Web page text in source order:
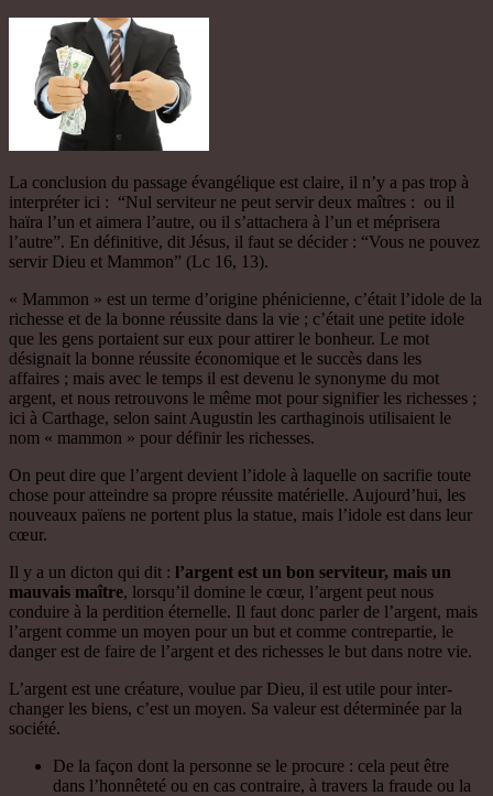
La conclusion du passage évangélique est claire, il n’y a pas trop à
interpréter ici : “Nul serviteur ne peut servir deux maîtres : ou il
haïra l’un et aimera l’autre, ou il s’attachera à l’un et méprisera
l’autre”. En définitive, dit Jésus, il faut se décider : “Vous ne pouvez
servir Dieu et Mammon” (Lc 16, 13).
« Mammon » est un terme d’origine phénicienne, c’était l’idole de la
richesse et de la bonne réussite dans la vie ; c’était une petite idole
que les gens portaient sur eux pour attirer le bonheur. Le mot
désignait la bonne réussite économique et le succès dans les
affaires ; mais avec le temps il est devenu le synonyme du mot
argent, et nous retrouvons le même mot pour signifier les richesses ;
ici à Carthage, selon saint Augustin les carthaginois utilisaient le
nom « mammon » pour définir les richesses.
On peut dire que l’argent devient l’idole à laquelle on sacrifie toute
chose pour atteindre sa propre réussite matérielle. Aujourd’hui, les
nouveaux païens ne portent plus la statue, mais l’idole est dans leur
cœur.
Il y a un dicton qui dit : l’argent est un bon serviteur, mais un
mauvais maître, lorsqu’il domine le cœur, l’argent peut nous
conduire à la perdition éternelle. Il faut donc parler de l’argent, mais
l’argent comme un moyen pour un but et comme contrepartie, le
danger est de faire de l’argent et des richesses le but dans notre vie.
L’argent est une créature, voulue par Dieu, il est utile pour inter-
changer les biens, c’est un moyen. Sa valeur est déterminée par la
société.
De la façon dont la personne se le procure : cela peut être
dans l’honnêteté ou en cas contraire, à travers la fraude ou la